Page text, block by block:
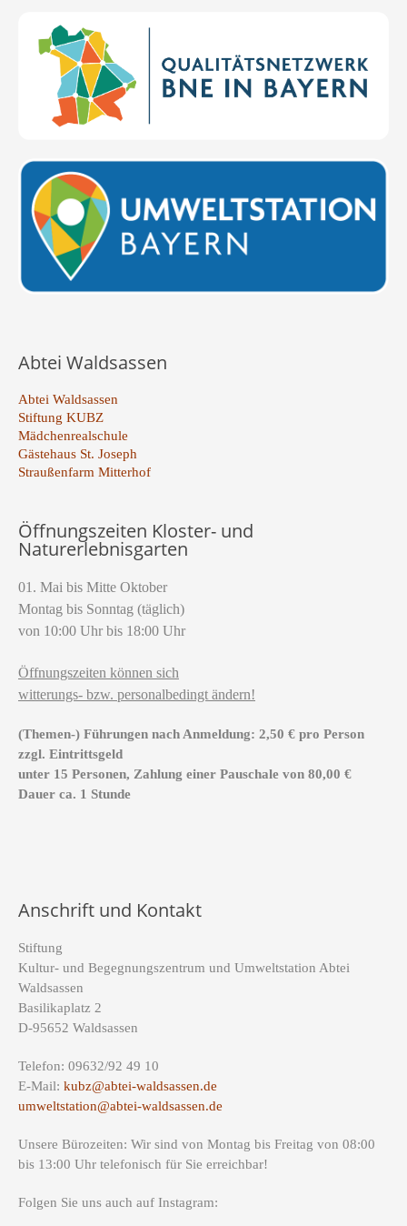
Abtei Waldsassen
Abtei Waldsassen
Stiftung KUBZ
Mädchenrealschule
Gästehaus St. Joseph
Straußenfarm Mitterhof
Öffnungszeiten Kloster- und
Naturerlebnisgarten
01. Mai bis Mitte Oktober
Montag bis Sonntag (täglich)
von 10:00 Uhr bis 18:00 Uhr
Öffnungszeiten können sich
witterungs- bzw. personalbedingt ändern!
(Themen-) Führungen nach Anmeldung: 2,50 € pro Person
zzgl. Eintrittsgeld
unter 15 Personen, Zahlung einer Pauschale von 80,00 €
Dauer ca. 1 Stunde
Anschrift und Kontakt
Stiftung
Kultur- und Begegnungszentrum und Umweltstation Abtei
Waldsassen
Basilikaplatz 2
D-95652 Waldsassen
Telefon: 09632/92 49 10
E-Mail: kubz@abtei-waldsassen.de
umweltstation@abtei-waldsassen.de
Unsere Bürozeiten: Wir sind von Montag bis Freitag von 08:00
bis 13:00 Uhr telefonisch für Sie erreichbar!
Folgen Sie uns auch auf Instagram: